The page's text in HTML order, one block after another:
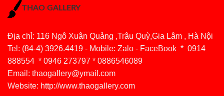
THAO GALLERY
Địa chỉ: 116 Ngô Xuân Quảng ,Trâu Quỳ,Gia Lâm , Hà Nội
Tel: (84-4) 3926.4419 - Mobile: Zalo - FaceBook * 0914
888554 * 0946 273797 * 0886546089
Email: thaogallery@ymail.com
Website: http://www.thaogallery.com